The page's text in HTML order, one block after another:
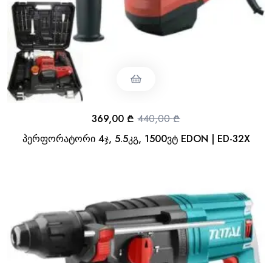
პერფორატორი 4ჯ, 5.5კგ, 1500ვტ EDON | ED-32X
440,00₾
369,00 ₾